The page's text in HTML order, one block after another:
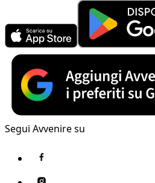
Segui Avvenire su